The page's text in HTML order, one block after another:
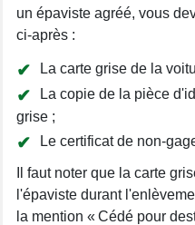
un épaviste agréé, vous
ci-après :
La carte grise de la
La copie de la pièce
grise ;
Le certificat de non-
Il faut noter que la carte
l'épaviste durant
la mention « Cédé pour